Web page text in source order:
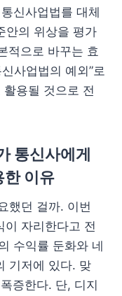
신사업법를 대체
안의 위상을 평가
적으로 바꾸는 효
사업법의 예외”로
용될 것으로 전
통신사에게
한 이유
했던 걸까. 이번
이 자리한다고 전
수익률 둔화와 네
기저에 있다. 맞
증한다. 단, 디지